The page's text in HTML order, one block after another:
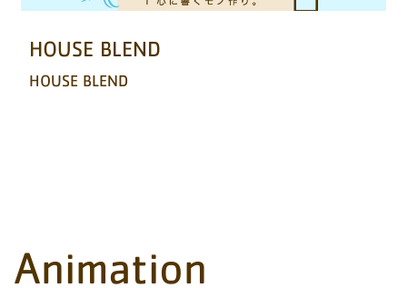
HOUSE BLEND
HOUSE BLEND
Animation